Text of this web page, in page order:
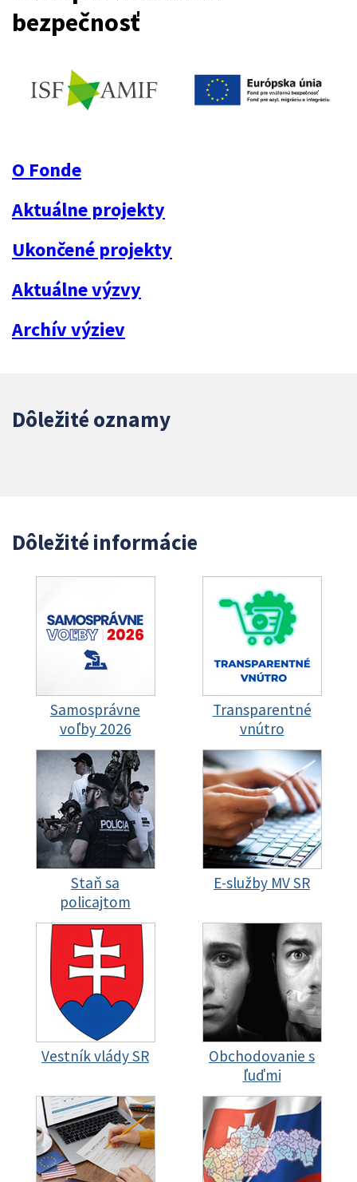
bezpečnosť
O Fonde
Aktuálne projekty
Ukončené projekty
Aktuálne výzvy
Archív výziev
Dôležité oznamy
Dôležité informácie
Samosprávne
voľby 2026
Transparentné
vnútro
Staň sa
policajtom
E-služby MV SR
Vestník vlády SR
Obchodovanie s
ľuďmi